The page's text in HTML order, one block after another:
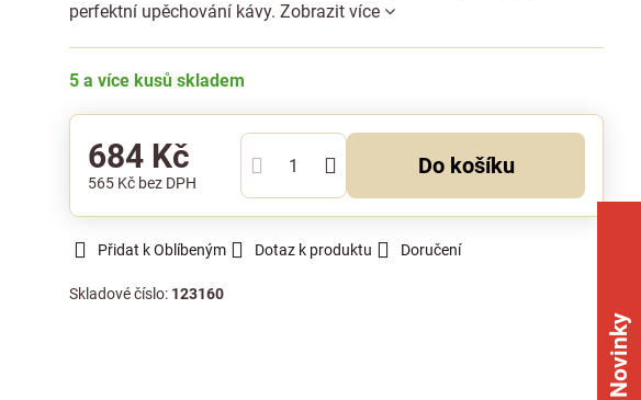
perfektní upěchování kávy.Zobrazit více
5 a více kusů skladem
684 Kč
565 Kč bez DPH
Do košíku
Přidat k Oblíbeným Dotaz k produktu Doručení
Skladové číslo: 123160
Novinky